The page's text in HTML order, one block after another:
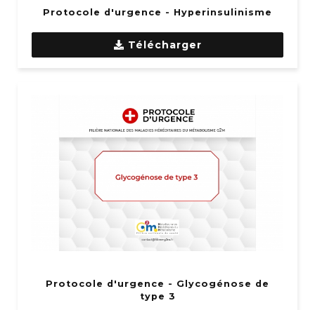
Protocole d'urgence - Hyperinsulinisme
Télécharger
Protocole d'urgence - Glycogénose de
type 3